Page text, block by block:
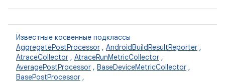
Известные косвенные подклассы
AggregatePostProcessor , AndroidBuildResultReporter ,
AtraceCollector , AtraceRunMetricCollector ,
AveragePostProcessor , BaseDeviceMetricCollector ,
BasePostProcessor ,